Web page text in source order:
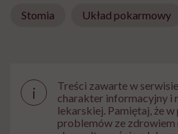
Stomia Układ pokarmowy
i
Treści zawarte w
charakter informacyjny i
lekarskiej. Pamiętaj, że
problemów ze zdrowiem